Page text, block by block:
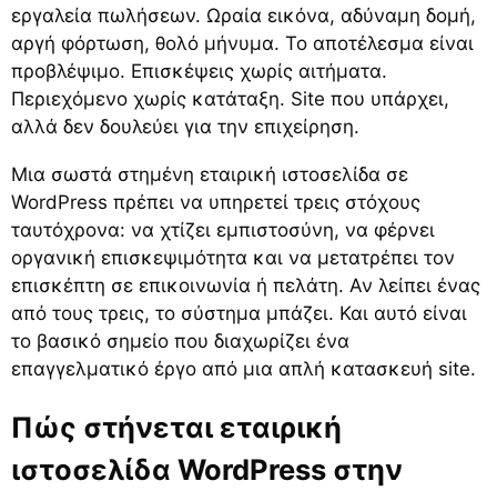
εργαλεία πωλήσεων. Ωραία εικόνα, αδύναμη δομή,
αργή φόρτωση, θολό μήνυμα. Το αποτέλεσμα είναι
προβλέψιμο. Επισκέψεις χωρίς αιτήματα.
Περιεχόμενο χωρίς κατάταξη. Site που υπάρχει,
αλλά δεν δουλεύει για την επιχείρηση.
Μια σωστά στημένη εταιρική ιστοσελίδα σε
WordPress πρέπει να υπηρετεί τρεις στόχους
ταυτόχρονα: να χτίζει εμπιστοσύνη, να φέρνει
οργανική επισκεψιμότητα και να μετατρέπει τον
επισκέπτη σε επικοινωνία ή πελάτη. Αν λείπει ένας
από τους τρεις, το σύστημα μπάζει. Και αυτό είναι
το βασικό σημείο που διαχωρίζει ένα
επαγγελματικό έργο από μια απλή κατασκευή site.
Πώς στήνεται εταιρική
ιστοσελίδα WordPress στην